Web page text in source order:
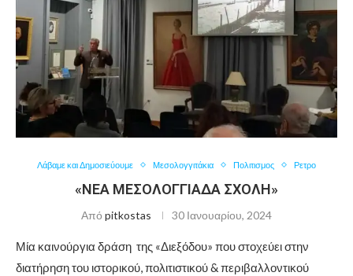
Λάβαμε και Δημοσιεύουμε Μεσολογγιτάκια Πολιτισμος Ρετρο
«ΝΕΑ ΜΕΣΟΛΟΓΓΙΑΔΑ ΣΧΟΛΗ»
Από pitkostas 30 Ιανουαρίου, 2024
Μία καινούργια δράση της «Διεξόδου» που στοχεύει στην
διατήρηση του ιστορικού, πολιτιστικού & περιβαλλοντικού